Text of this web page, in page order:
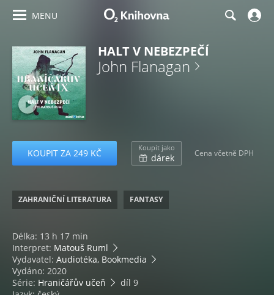
MENU
HALT V NEBEZPEČÍ
John Flanagan
KOUPIT ZA 249 KČ Koupit jako
dárek Cena včetně DPH
ZAHRANIČNÍ LITERATURA FANTASY
Délka: 13 h 17 min
Interpret: Matouš Ruml
Vydavatel: Audiotéka, Bookmedia
Vydáno: 2020
Série: Hraničářův učeň
díl 9